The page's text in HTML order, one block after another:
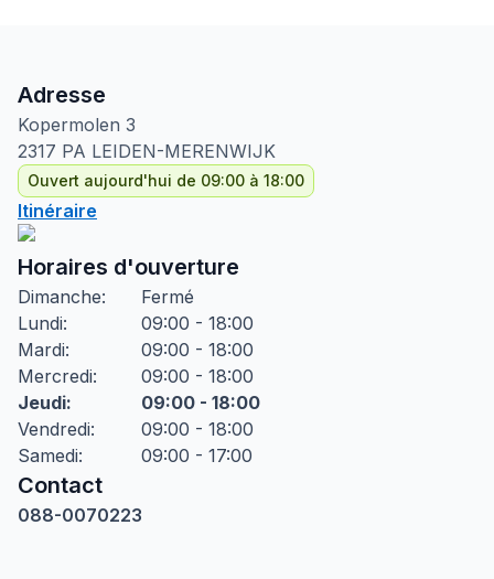
Adresse
Kopermolen 3
2317 PA LEIDEN-MERENWIJK
Ouvert aujourd'hui de 09:00 à 18:00
Itinéraire
Horaires d'ouverture
Dimanche:
Fermé
Lundi:
09:00 - 18:00
Mardi:
09:00 - 18:00
Mercredi:
09:00 - 18:00
Jeudi:
09:00 - 18:00
Vendredi:
09:00 - 18:00
Samedi: 09:00 - 17:00
Contact
088-0070223